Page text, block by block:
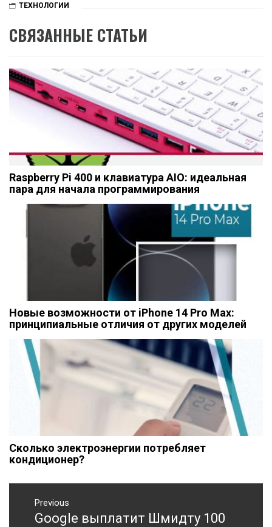
ТЕХНОЛОГИИ
СВЯЗАННЫЕ СТАТЬИ
Raspberry Pi 400 и клавиатура AIO: идеальная
пара для начала программирования
Новые возможности от iPhone 14 Pro Max:
принципиальные отличия от других моделей
Сколько электроэнергии потребляет
кондиционер?
Навигация
Previous
Previous
Google выплатит Шмидту 100